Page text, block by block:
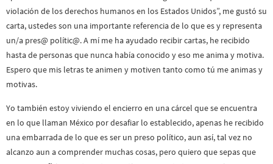
violación de los derechos humanos en los Estados Unidos”, me gustó su
carta, ustedes son una importante referencia de lo que es y representa
un/a pres@ polític@. A mí me ha ayudado recibir cartas, he recibido
hasta de personas que nunca había conocido y eso me anima y motiva.
Espero que mis letras te animen y motiven tanto como tú me animas y
motivas.
Yo también estoy viviendo el encierro en una cárcel que se encuentra
en lo que llaman México por desafiar lo establecido, apenas he recibido
una embarrada de lo que es ser un preso político, aun así, tal vez no
alcanzo aun a comprender muchas cosas, pero quiero que sepas que